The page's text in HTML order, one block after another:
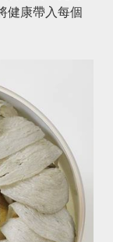
健康帶入每個